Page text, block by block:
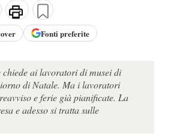
Fonti preferite
chiede ai lavoratori di musei di
di Natale. Ma i lavoratori
e ferie già pianificate. La
e adesso si tratta sulle